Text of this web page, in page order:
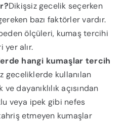
Dikişsiz gecelik seçerken
bazı faktörler vardır.
ölçüleri, kumaş tercihi
yer alır.
hangi kumaşlar tercih
geceliklerde kullanılan
dayanıklılık açısından
veya ipek gibi nefes
etmeyen kumaşlar